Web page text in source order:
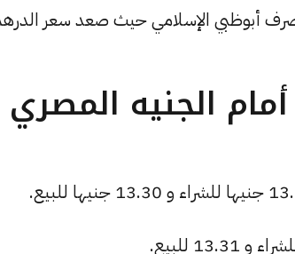
مصرف أبوظبي الإسلامي حيث صعد سعر
الجنيه